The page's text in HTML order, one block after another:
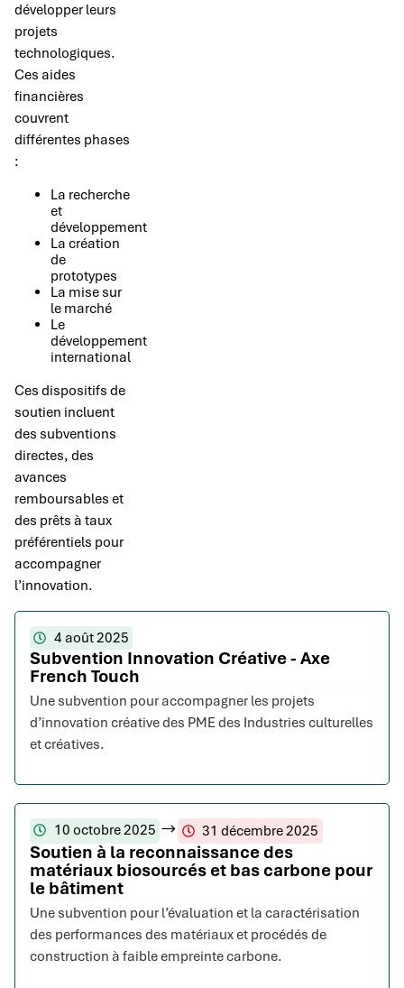
développer leurs
projets
technologiques.
Ces aides
financières
couvrent
différentes phases
:
La recherche
et
développement
La création
de
prototypes
La mise sur
le marché
Le
développement
international
Ces dispositifs de
soutien incluent
des subventions
directes, des
avances
remboursables et
des prêts à taux
préférentiels pour
accompagner
l’innovation.
4 août 2025
Subvention Innovation Créative - Axe
French Touch
Une subvention pour accompagner les projets
d’innovation créative des PME des Industries culturelles
et créatives.
10 octobre 2025 31 décembre 2025
Soutien à la reconnaissance des
matériaux biosourcés et bas carbone pour
le bâtiment
Une subvention pour l’évaluation et la caractérisation
des performances des matériaux et procédés de
construction à faible empreinte carbone.